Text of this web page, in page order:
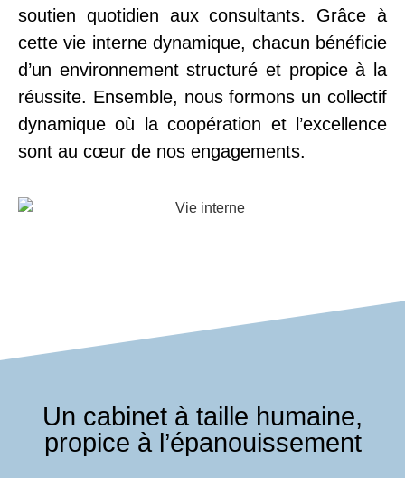
soutien quotidien aux consultants. Grâce à
cette vie interne dynamique, chacun bénéficie
d’un environnement structuré et propice à la
réussite. Ensemble, nous formons un collectif
dynamique où la coopération et l’excellence
sont au cœur de nos engagements.
Un cabinet à taille humaine,
propice à l’épanouissement